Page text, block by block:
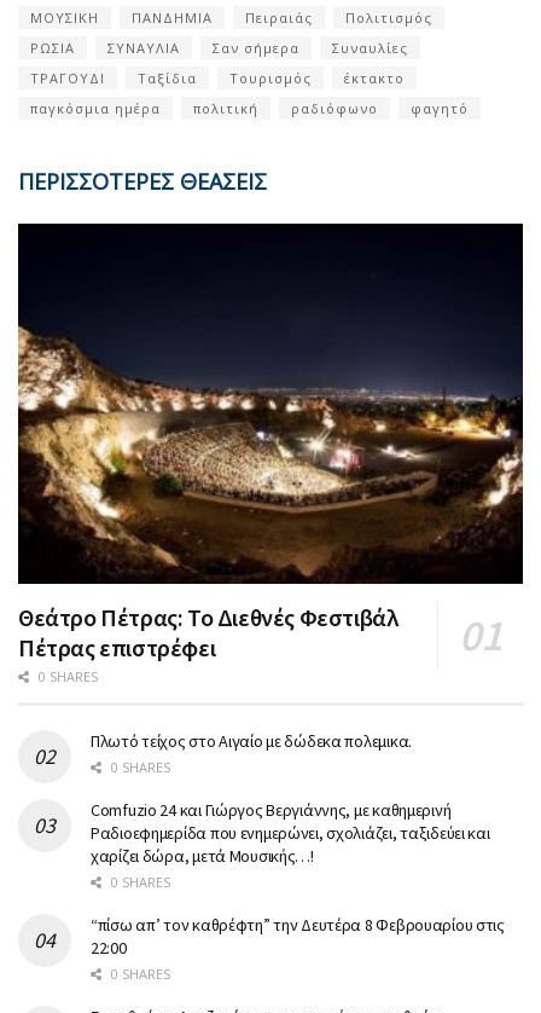
ΜΟΥΣΙΚΗ ΠΑΝΔΗΜΙΑ Πειραιάς
Πολιτισμός
ΡΩΣΙΑ
ΣΥΝΑΥΛΙΑ Σαν σήμερα
Συναυλίες
ΤΡΑΓΟΥΔΙ
Ταξίδια Τουρισμός
έκτακτο
παγκόσμια ημέρα
πολιτική ραδιόφωνο φαγητό
ΠΕΡΙΣΣΟΤΕΡΕΣ ΘΕΑΣΕΙΣ
Θεάτρο Πέτρας: Το Διεθνές Φεστιβάλ
Πέτρας επιστρέφει
0 SHARES
Πλωτό τείχος στο Αιγαίο με δώδεκα πολεμικα.
0 SHARES
Comfuzio 24 και Γιώργος Βεργιάννης, με καθημερινή
Ραδιοεφημερίδα που ενημερώνει, σχολιάζει, ταξιδεύει και
χαρίζει δώρα, μετά Μουσικής…!
0 SHARES
“πίσω απ’ τον καθρέφτη” την Δευτέρα 8 Φεβρουαρίου στις
22:00
0 SHARES